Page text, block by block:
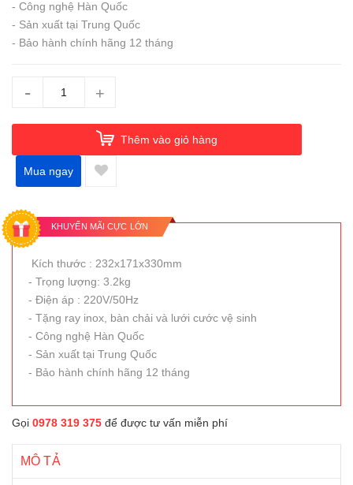
- Công nghệ Hàn Quốc
- Sản xuất tại Trung Quốc
- Bảo hành chính hãng 12 tháng
- +
Thêm vào giỏ hàng
Mua ngay
KHUYẾN MÃI CỰC LỚN
Kích thước : 232x171x330mm
- Trọng lượng: 3.2kg
- Điện áp : 220V/50Hz
- Tặng ray inox, bàn chải và lưới cước vệ sinh
- Công nghệ Hàn Quốc
- Sản xuất tại Trung Quốc
- Bảo hành chính hãng 12 tháng
Gọi 0978 319 375 để được tư vấn miễn phí
MÔ TẢ